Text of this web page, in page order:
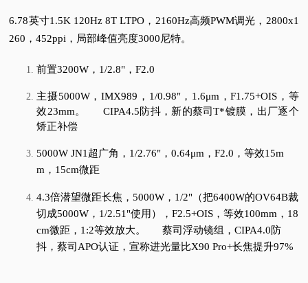
6.78英寸1.5K 120Hz 8T LTPO，2160Hz高频PWM调光，2800x1
260，452ppi，局部峰值亮度3000尼特。
前置3200W，1/2.8"，F2.0
主摄5000W，IMX989，1/0.98"，1.6μm，F1.75+OIS，等
效23mm。
CIPA4.5防抖，新的蔡司T*镀膜，出厂逐个
矫正补偿
5000W JN1超广角，1/2.76"，0.64μm，F2.0，等效15m
m，15cm微距
4.3倍潜望微距长焦，5000W，1/2"（把6400W的OV64B裁
切成5000W，1/2.51"使用），F2.5+OIS，等效100mm，18
cm微距，1:2等效放大。
蔡司浮动镜组，CIPA4.0防
抖，蔡司APO认证，宣称进光量比X90 Pro+长焦提升97%